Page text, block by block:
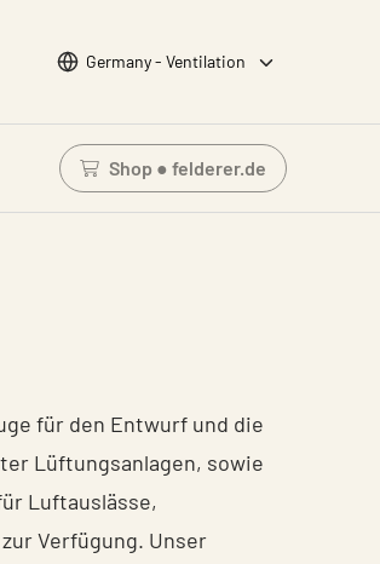
Wähle Sprache
Germany - Ventilation
Shop ● felderer.de
Einloggen um den
für den Entwurf und die
Lüftungsanlagen, sowie
Luftauslässe,
Verfügung. Unser